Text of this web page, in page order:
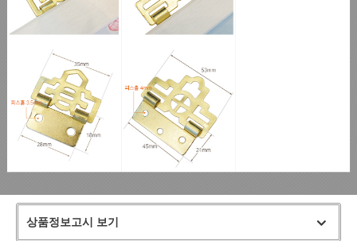
상품정보고시 보기